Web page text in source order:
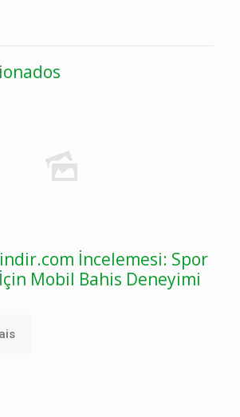
İncelemesi: Spor
Mobil Bahis Deneyimi